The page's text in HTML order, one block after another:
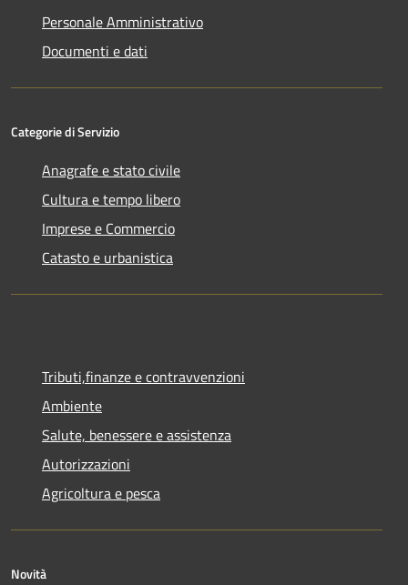
Personale Amministrativo
Documenti e dati
Categorie di Servizio
Anagrafe e stato civile
Cultura e tempo libero
Imprese e Commercio
Catasto e urbanistica
Tributi,finanze e contravvenzioni
Ambiente
Salute, benessere e assistenza
Autorizzazioni
Agricoltura e pesca
Novità